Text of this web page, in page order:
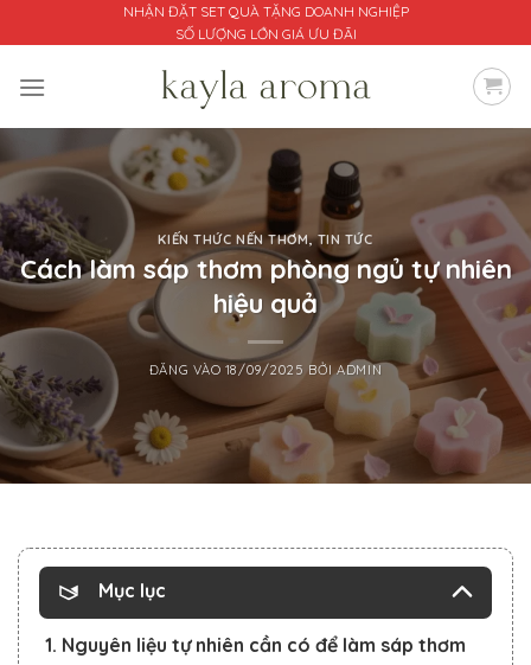
qua
dung
NHẬN ĐẶT SET QUÀ TẶNG DOANH NGHIỆP
SỐ LƯỢNG LỚN GIÁ ƯU ĐÃI
KIẾN THỨC NẾN THƠM,TIN TỨC
Cách làm sáp thơm phòng ngủ tự nhiên
hiệu quả
ĐĂNG VÀO 18/09/2025 BỞIADMIN
Mục lục
1. Nguyên liệu tự nhiên cần có để làm sáp thơm